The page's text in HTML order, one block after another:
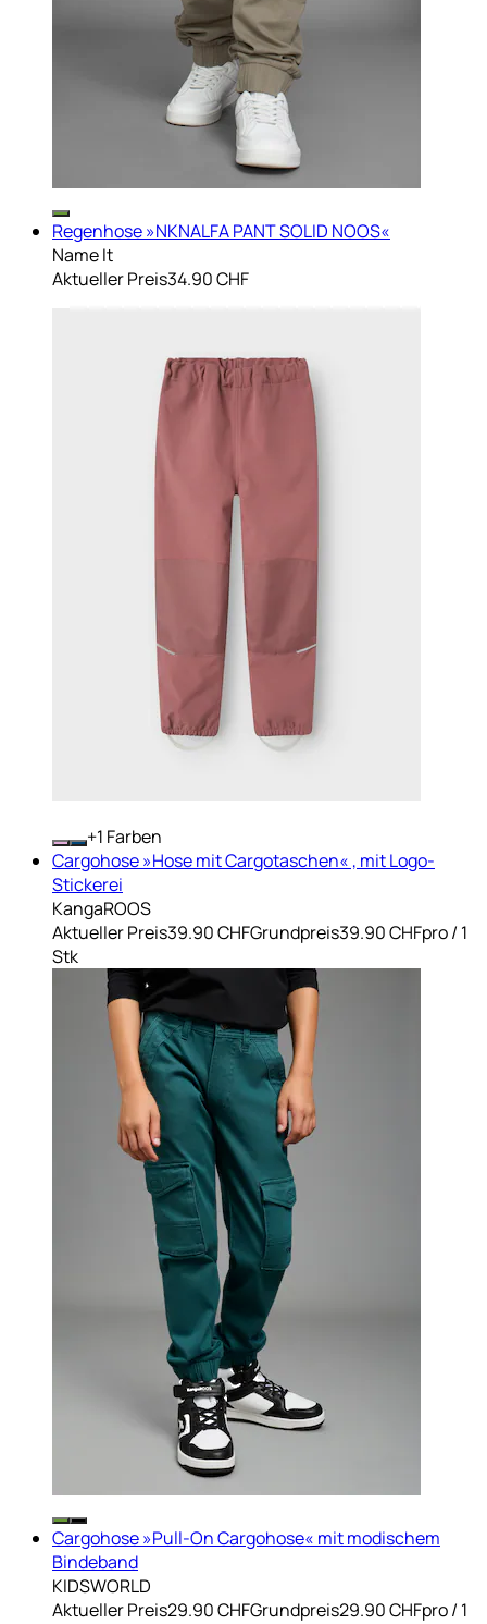
Regenhose »NKNALFA PANT SOLID NOOS«
Name It
Aktueller Preis34.90 CHF
+ Farben
Cargohose »Hose mit Cargotaschen« , mit Logo-
Stickerei
KangaROOS
Aktueller Preis39.90 CHFGrundpreis39.90 CHFpro/ 1
Stk
Cargohose »Pull-On Cargohose« mit modischem
Bindeband
KIDSWORLD
Aktueller Preis29.90 CHFGrundpreis29.90 CHFpro/ 1